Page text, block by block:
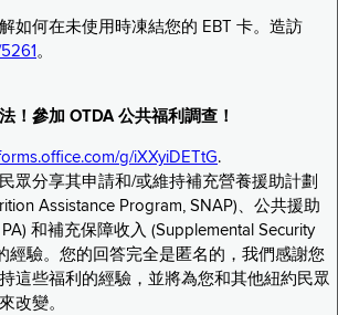
如何在未使用時凍結您的 EBT 卡。造訪
。
！參加 OTDA 公共福利調查！
g/iXXyiDETtG.
眾分享其申請和/或維持補充營養援助計劃
Assistance Program, SNAP)、公共援助
和補充保障收入 (Supplemental Security
經驗。您的回答完全是匿名的，我們感謝您
這些福利的經驗，並將為您和其他紐約民眾
改變。